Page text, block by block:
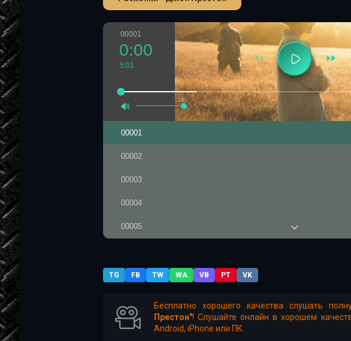
00001
100
0:00
5:01
00001
00002
00003
00004
00005
00007
00009
TG FB TW WA VB PT VK
Бесплатно хорошего качества слушать
Престон"! Слушайте онлайн в хорошем
Android, iPhone или ПК.